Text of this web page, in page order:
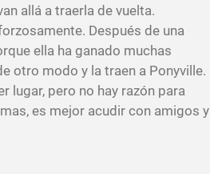
allá a traerla de vuelta.
Después de una
ella ha ganado muchas
otro modo y la traen a Ponyville.
lugar, pero no hay razón para
es mejor acudir con amigos y